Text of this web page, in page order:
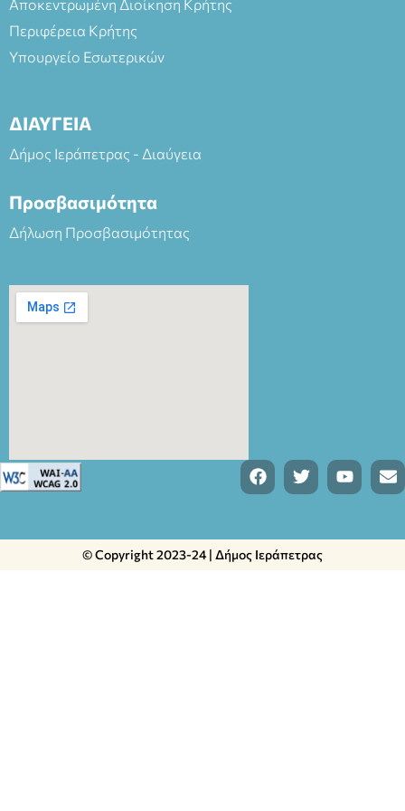
Αποκεντρωμένη Διοίκηση Κρήτης
Περιφέρεια Κρήτης
Υπουργείο Εσωτερικών
ΔΙΑΥΓΕΙΑ
Δήμος Ιεράπετρας - Διαύγεια
Προσβασιμότητα
Δήλωση Προσβασιμότητας
© Copyright 2023-24 | Δήμος Ιεράπετρας